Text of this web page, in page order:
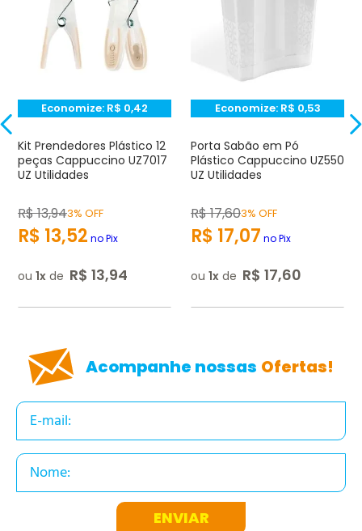
Avalie o produto de 1 até 5 estrelas
★ ★★ ☆☆
Endereço de e-mail
Escrever avaliação
Economize: R$ 0,42
Kit Prendedores Plástico 12
peças Cappuccino UZ7017
UZ Utilidades
R$13,943% OFF
R$ 13,52 no Pix
ou 1 de R$ 13,94
Economize: R$ 0,53
Porta Sabão em Pó
Plástico Cappuccino UZ550
UZ Utilidades
R$17,603% OFF
R$ 17,07 no Pix
ou 1 de R$ 17,60
Acompanhe nossas Ofertas!
ENVIAR